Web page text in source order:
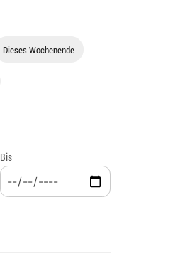
Dieses Wochenende
Bis